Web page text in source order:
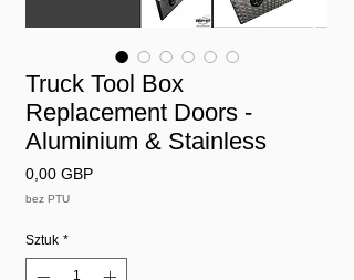
Truck Tool Box
Replacement Doors -
Aluminium & Stainless
0,00 GBPCena
bez PTU
Sztuk *